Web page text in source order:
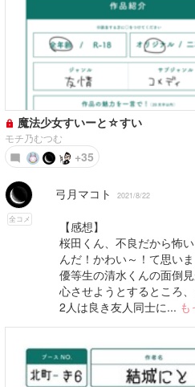
魔法少女すいーと☆すい
モチ乃むつむ
+35
全コメ
弓月マコト 2021/8/22
【感想】
桜田くん、不良だから怖
んだ！かわい～！て思いま
優等生の清水くんの面倒
心させようとするところ
2人は良き友人同士に... も